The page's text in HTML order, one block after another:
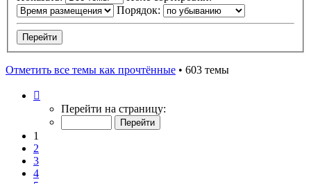
Порядок:
Отметить все темы как прочтённые • 603 темы
Перейти на страницу:
1
2
3
4